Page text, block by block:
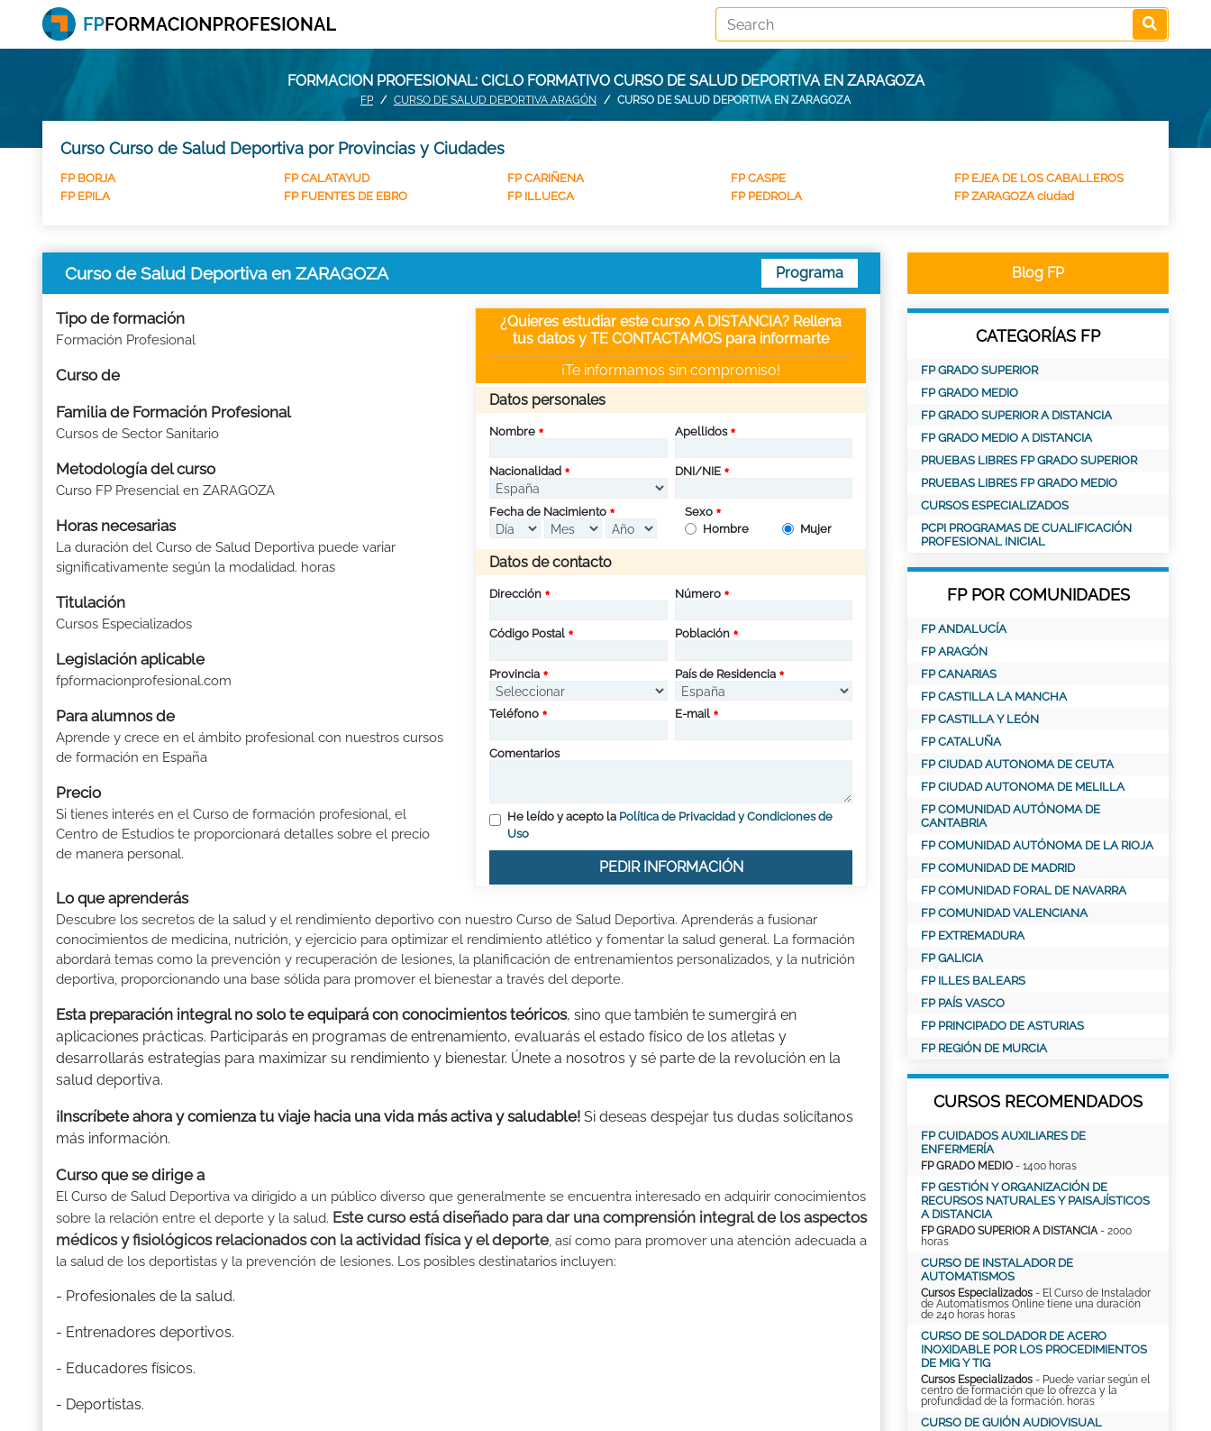
FORMACION PROFESIONAL: CICLO FORMATIVO CURSO DE SALUD DEPORTIVA EN ZARAGOZA
FP CURSO DE SALUD DEPORTIVA ARAGÓN CURSO DE SALUD DEPORTIVA EN ZARAGOZA
Curso Curso de Salud Deportiva por Provincias y Ciudades
FP BORJA FP CALATAYUD FP CARIÑENA FP CASPE
FP EJEA DE LOS CABALLEROS
FP EPILA
FP FUENTES DE EBRO FP ILLUECA FP PEDROLA FP ZARAGOZA ciudad
Curso de Salud Deportiva en ZARAGOZA Programa
Tipo de formación
Formación Profesional
Curso de
Familia de Formación Profesional
Cursos de Sector Sanitario
Metodología del curso
Curso FP Presencial en ZARAGOZA
Horas necesarias
La duración del Curso de Salud Deportiva puede variar
significativamente según la modalidad. horas
Titulación
Cursos Especializados
Legislación aplicable
fpformacionprofesional.com
Para alumnos de
Aprende y crece en el ámbito profesional con nuestros cursos
de formación en España
Precio
Si tienes interés en el Curso de formación profesional, el
Centro de Estudios te proporcionará detalles sobre el precio
de manera personal.
¿Quieres estudiar este curso A DISTANCIA? Rellena
tus datos y TE CONTACTAMOS para informarte
¡Te informamos sin compromiso!
Datos personales
Nombre Apellidos
Nacionalidad DNI/NIE
Fecha de Nacimiento
Sexo
Hombre
Mujer
Datos de contacto
Dirección Número
Código Postal Población
Provincia País de Residencia
Teléfono E-mail
Comentarios
He leído y acepto la Política de Privacidad y Condiciones de
Uso
PEDIR INFORMACIÓN
Lo que aprenderás
Descubre los secretos de la salud y el rendimiento deportivo con nuestro Curso de Salud Deportiva. Aprenderás a fusionar
conocimientos de medicina, nutrición, y ejercicio para optimizar el rendimiento atlético y fomentar la salud general. La formación
abordará temas como la prevención y recuperación de lesiones, la planificación de entrenamientos personalizados, y la nutrición
deportiva, proporcionando una base sólida para promover el bienestar a través del deporte.
Esta preparación integral no solo te equipará con conocimientos teóricos, sino que también te sumergirá en
aplicaciones prácticas. Participarás en programas de entrenamiento, evaluarás el estado físico de los atletas y
desarrollarás estrategias para maximizar su rendimiento y bienestar. Únete a nosotros y sé parte de la revolución en la
salud deportiva.
¡Inscríbete ahora y comienza tu viaje hacia una vida más activa y saludable! Si deseas despejar tus dudas solicítanos
más información.
Curso que se dirige a
El Curso de Salud Deportiva va dirigido a un público diverso que generalmente se encuentra interesado en adquirir conocimientos
sobre la relación entre el deporte y la salud. Este curso está diseñado para dar una comprensión integral de los aspectos
médicos y fisiológicos relacionados con la actividad física y el deporte, así como para promover una atención adecuada a
la salud de los deportistas y la prevención de lesiones. Los posibles destinatarios incluyen:
- Profesionales de la salud.
- Entrenadores deportivos.
- Educadores físicos.
- Deportistas.
Blog FP
CATEGORÍAS FP
FP GRADO SUPERIOR
FP GRADO MEDIO
FP GRADO SUPERIOR A DISTANCIA
FP GRADO MEDIO A DISTANCIA
PRUEBAS LIBRES FP GRADO SUPERIOR
PRUEBAS LIBRES FP GRADO MEDIO
CURSOS ESPECIALIZADOS
PCPI PROGRAMAS DE CUALIFICACIÓN
PROFESIONAL INICIAL
FP POR COMUNIDADES
FP ANDALUCÍA
FP ARAGÓN
FP CANARIAS
FP CASTILLA LA MANCHA
FP CASTILLA Y LEÓN
FP CATALUÑA
FP CIUDAD AUTONOMA DE CEUTA
FP CIUDAD AUTONOMA DE MELILLA
FP COMUNIDAD AUTÓNOMA DE
CANTABRIA
FP COMUNIDAD AUTÓNOMA DE LA RIOJA
FP COMUNIDAD DE MADRID
FP COMUNIDAD FORAL DE NAVARRA
FP COMUNIDAD VALENCIANA
FP EXTREMADURA
FP GALICIA
FP ILLES BALEARS
FP PAÍS VASCO
FP PRINCIPADO DE ASTURIAS
FP REGIÓN DE MURCIA
CURSOS RECOMENDADOS
FP CUIDADOS AUXILIARES DE
ENFERMERÍA
FP GRADO MEDIO - 1400 horas
FP GESTIÓN Y ORGANIZACIÓN DE
RECURSOS NATURALES Y PAISAJÍSTICOS
A DISTANCIA
FP GRADO SUPERIOR A DISTANCIA- 2000
horas
CURSO DE INSTALADOR DE
AUTOMATISMOS
Cursos Especializados - El Curso de Instalador
de Automatismos Online tiene una duración
de 240 horas horas
CURSO DE SOLDADOR DE ACERO
INOXIDABLE POR LOS PROCEDIMIENTOS
DE MIG Y TIG
Cursos Especializados - Puede variar según el
centro de formación que lo ofrezca y la
profundidad de la formación. horas
CURSO DE GUIÓN AUDIOVISUAL